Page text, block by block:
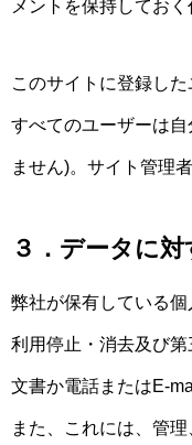
メントを保持してお
このサイトに登録し
すべてのユーザーは
ません)。サイト管理
３．データに
弊社が保有している
利用停止・消去及び
文書か電話またはE-
また、これには、管